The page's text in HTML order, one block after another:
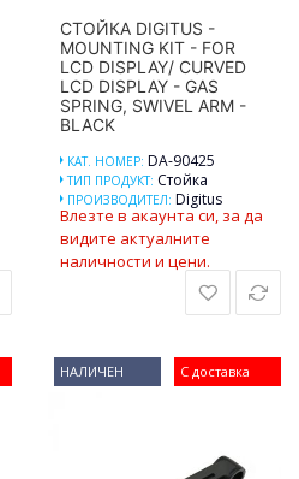
СТОЙКА DIGITUS -
MOUNTING KIT - FOR
LCD DISPLAY/ CURVED
LCD DISPLAY - GAS
SPRING, SWIVEL ARM -
BLACK
КАТ. НОМЕР: DA-90425
ТИП ПРОДУКТ: Стойка
ПРОИЗВОДИТЕЛ: Digitus
Влезте в акаунта си, за да
видите актуалните
наличности и цени.
С доставка
НАЛИЧЕН